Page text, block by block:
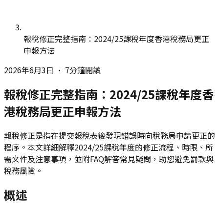
報稅修正完整指南：2024/25課稅年度香港稅務局更正
申報方法
2026年6月3日 • 7分鐘閱讀
報稅修正完整指南：2024/25課稅年度香
港稅務局更正申報方法
報稅修正是指在提交報稅表後發現錯誤時向稅務局申請更正的
程序。本文詳細解釋2024/25課稅年度的修正流程、時限、所
需文件及注意事項，並附FAQ解答常見疑問，助您避免罰款與
稅務風險。
概述